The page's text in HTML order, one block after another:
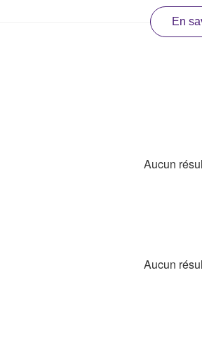
En
Aucun
Aucun